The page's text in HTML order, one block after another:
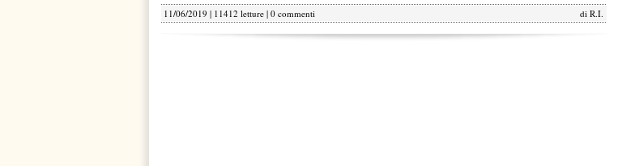
11/06/2019 | 11412 letture | 0 commenti di R.I.